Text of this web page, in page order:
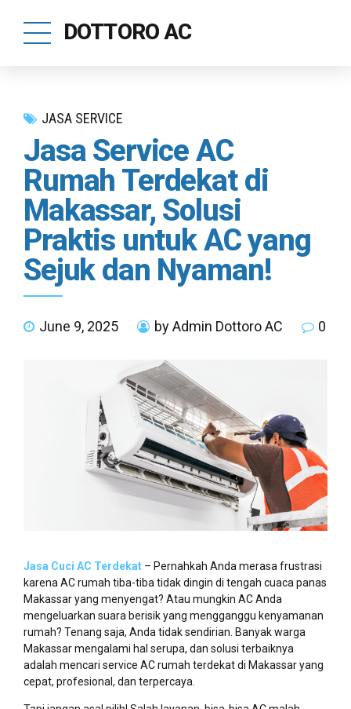
DOTTORO AC
JASA SERVICE
Jasa Service AC
Rumah Terdekat di
Makassar, Solusi
Praktis untuk AC yang
Sejuk dan Nyaman!
June 9, 2025 by Admin Dottoro AC 0
Jasa Cuci AC Terdekat – Pernahkah Anda merasa frustrasi
karena AC rumah tiba-tiba tidak dingin di tengah cuaca panas
Makassar yang menyengat? Atau mungkin AC Anda
mengeluarkan suara berisik yang mengganggu kenyamanan
rumah? Tenang saja, Anda tidak sendirian. Banyak warga
Makassar mengalami hal serupa, dan solusi terbaiknya
adalah mencari service AC rumah terdekat di Makassar yang
cepat, profesional, dan terpercaya.